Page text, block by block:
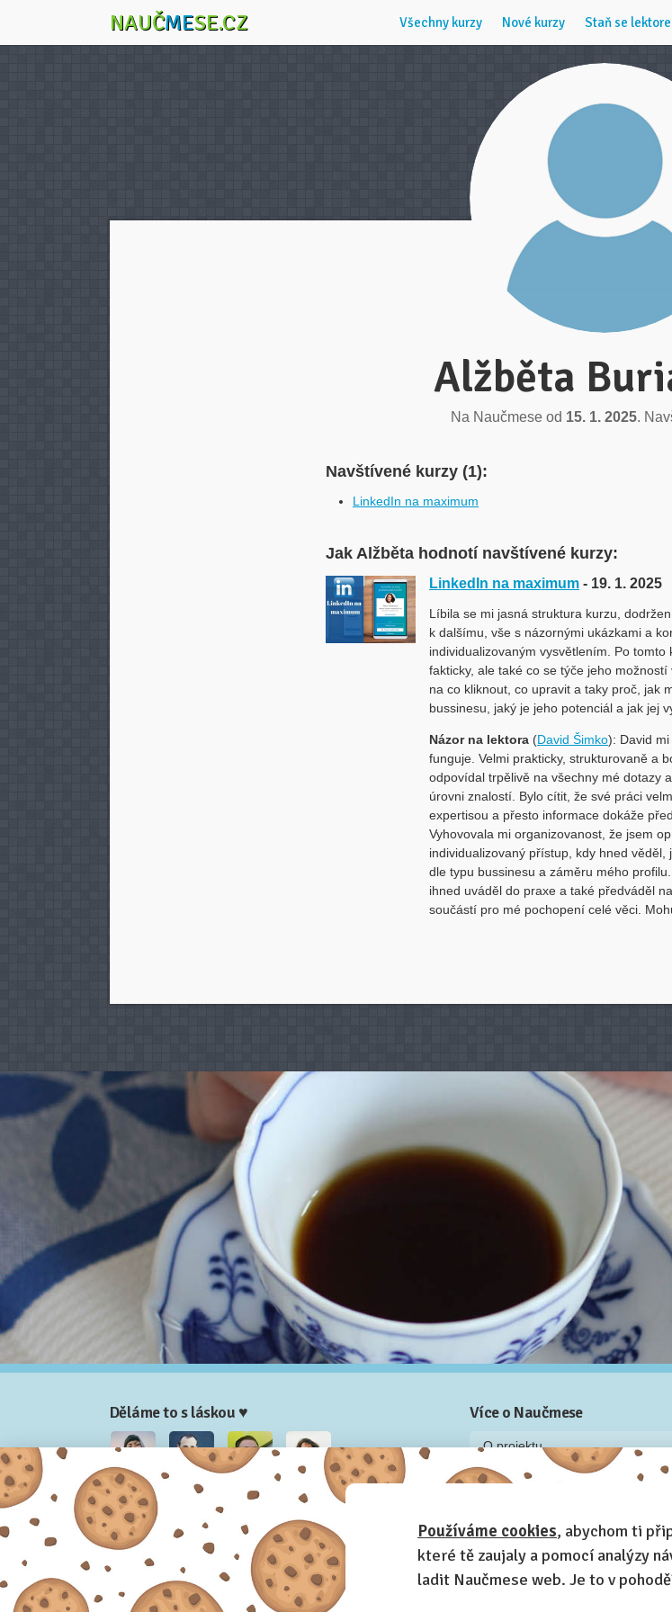
NAUČMESE.CZ Všechny kurzy Nové kurzy Staň se
Alžběta
Na Naučmese od 15. 1. 2025.
Navštívené kurzy (1):
LinkedIn na maximum
Jak Alžběta hodnotí navštívené kurzy:
LinkedIn na maximum - 19. 1. 2025
Líbila se mi jasná struktura kurzu,
k dalšímu, vše s názornými ukázkami a
individualizovaným vysvětlením. Po
fakticky, ale také co se týče jeho
na co kliknout, co upravit a taky proč, jak
bussinesu, jaký je jeho potenciál a jak jej
Názor na lektora (David Šimko): David mi
funguje. Velmi prakticky, strukturovaně a
odpovídal trpělivě na všechny mé dotazy
úrovni znalostí. Bylo cítit, že své práci
expertisou a přesto informace dokáže
Vyhovovala mi organizovanost, že jsem
individualizovaný přístup, kdy hned
dle typu bussinesu a záměru mého
ihned uváděl do praxe a také předváděl
součástí pro mé pochopení celé věci.
Děláme to s láskou ♥
Nela Josef Honza
Více o Naučmese
O projektu
Blog: recenze z kurzů,
Příběh Naučmese
Naučmese festivaly
Náš systém pro vaši firmu
Používáme cookies, abychom ti
které tě zaujaly a pomocí analýzy
ladit Naučmese web. Je to v